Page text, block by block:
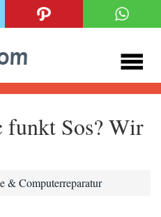
funkt Sos? Wir
& Computerreparatur